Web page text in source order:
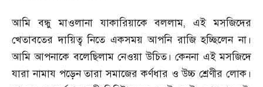
আমি বন্ধু মাওলানা যাকারিয়াকে বললাম,এই মসজিদের
খেতাবতের দায়িত্ব নিতে একসময় আপনি রাজি হচ্ছিলেন না।
আমি আপনাকে বলেছিলাম নেওয়া উচিত। কেননা এই মসজিদে
যারা নামায পড়েন তারা সমাজের কর্ণধার ও উচ্চ শ্রেণীর লোক।